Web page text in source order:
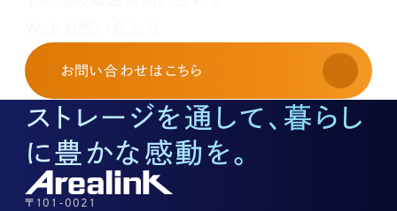
お申し込み・お問い合わせ
03-3526-8568
土地活用に関するお問い合わせ
03-3526-8574
底地に関するお問い合わせ
03-3526-8572
株式に関するお問い合わせ
03-3526-8556
その他上記に当てはまらない案件等
03-3526-8556
お問い合わせ はこちら
ストレージを通して、暮らし
に豊かな感動を。
〒101-0021